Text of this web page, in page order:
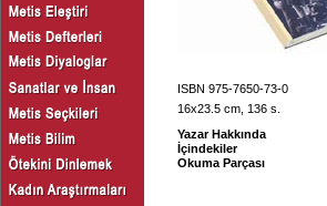
ISBN 975-7650-73-0
16x23.5 cm, 136 s.
Yazar Hakkında
İçindekiler
Okuma Parçası